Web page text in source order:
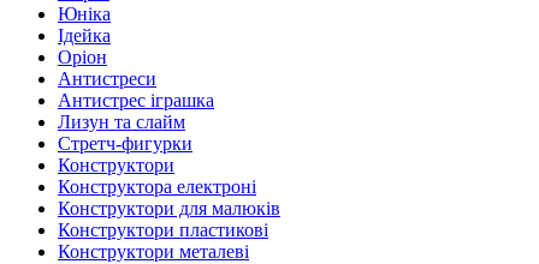
Юніка
Ідейка
Оріон
Антистреси
Антистрес іграшка
Лизун та слайм
Стретч-фигурки
Конструктори
Конструктора електроні
Конструктори для малюків
Конструктори пластикові
Конструктори металеві